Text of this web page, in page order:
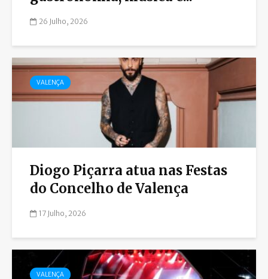
26 Julho, 2026
VALENÇA
Diogo Piçarra atua nas Festas
do Concelho de Valença
17 Julho, 2026
VALENÇA